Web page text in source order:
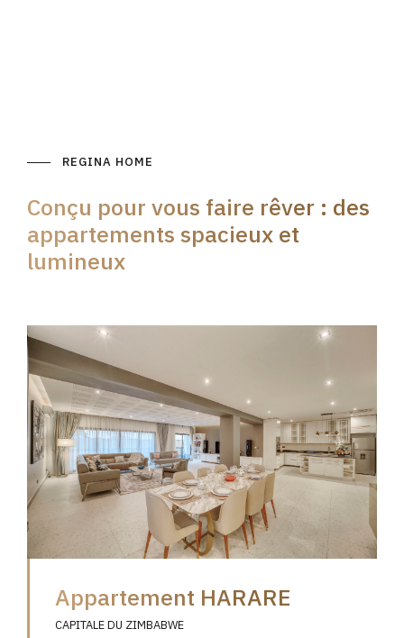
REGINA HOME
Conçu pour vous faire rêver : des
appartements spacieux et
lumineux
Appartement HARARE
CAPITALE DU ZIMBABWE